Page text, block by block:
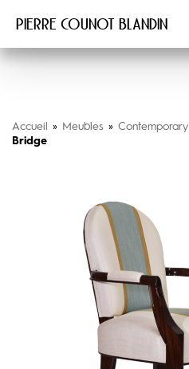
Pierre COUNOT BLANDIN
Accueil » Meubles » Contemporary
Bridge